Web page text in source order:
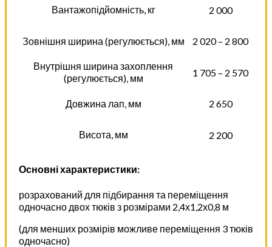
Вантажопідйомність, кг 2 000
Зовнішня ширина (регулюється), мм 2 020 – 2 800
Внутрішня ширина захоплення
(регулюється), мм
1 705 – 2 570
Довжина лап, мм 2 650
Висота, мм 2 200
Основні характеристики:
розрахований для підбирання та переміщення
одночасно двох тюків з розмірами 2,4х1,2х0,8 м
(для менших розмірів можливе переміщення 3 тюків
одночасно)